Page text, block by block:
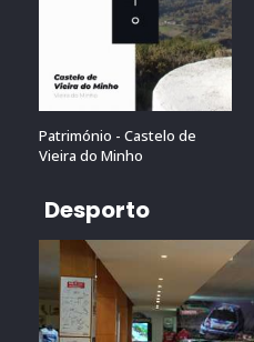
Património - Castelo de
Vieira do Minho
Desporto